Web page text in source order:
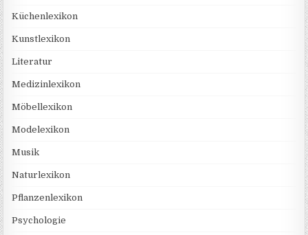
Küchenlexikon
Kunstlexikon
Literatur
Medizinlexikon
Möbellexikon
Modelexikon
Musik
Naturlexikon
Pflanzenlexikon
Psychologie